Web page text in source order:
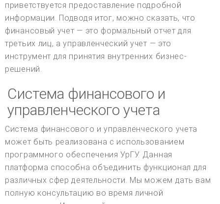
приветствуется предоставление подробной
информации. Подводя итог, можно сказать, что
финансовый учет — это формальный отчет для
третьих лиц, а управленческий учет — это
инструмент для принятия внутренних бизнес-
решений.
Система финансового и
управленческого учета
Система финансового и управленческого учета
может быть реализована с использованием
программного обеспечения УрГУ. Данная
платформа способна объединить функционал для
различных сфер деятельности. Мы можем дать вам
полную консультацию во время личной